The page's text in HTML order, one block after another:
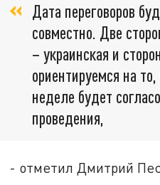
Дата переговоров
совместно. Две
– украинская и
ориентируемся на
неделе будет
проведения,
- отметил Дмитрий